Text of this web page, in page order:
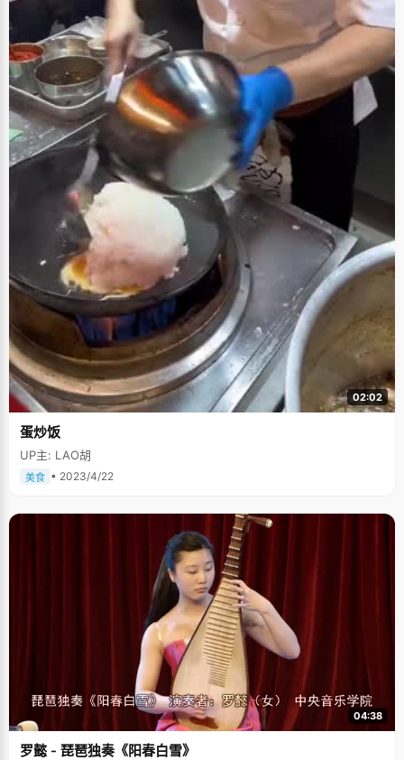
02:02
蛋炒饭
UP主: LAO胡
美食 • 2023/4/22
04:38
罗懿 - 琵琶独奏《阳春白雪》